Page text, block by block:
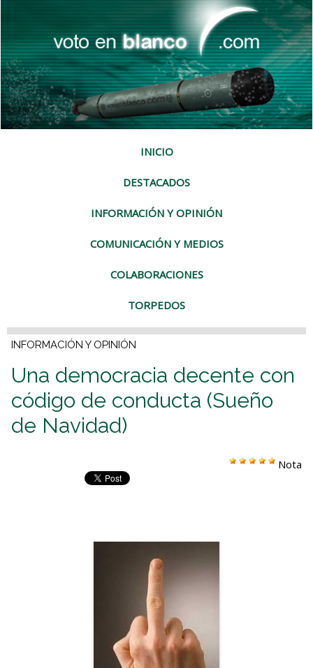
INICIO
DESTACADOS
INFORMACIÓN Y OPINIÓN
COMUNICACIÓN Y MEDIOS
COLABORACIONES
TORPEDOS
INFORMACIÓN Y OPINIÓN
Una democracia decente con
código de conducta (Sueño
de Navidad)
Nota